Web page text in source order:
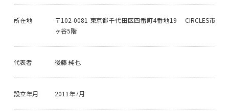
所在地
〒102-0081 東京都千代田区四番町4番地19 CIRCLES市
ヶ谷5階
代表者 後藤 純也
設立年月 2011年7月